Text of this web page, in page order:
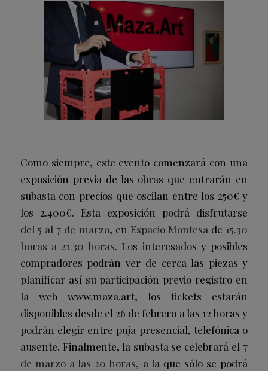
Como siempre, este evento comenzará con una
exposición previa de las obras que entrarán en
subasta con precios que oscilan entre los 250€ y
los 2.400€. Esta exposición podrá disfrutarse
del 5 al 7 de marzo, en Espacio Montesa de 15.30
horas a 21.30 horas. Los interesados y posibles
compradores podrán ver de cerca las piezas y
planificar así su participación previo registro en
la web www.maza.art, los tickets estarán
disponibles desde el 26 de febrero a las 12 horas y
podrán elegir entre puja presencial, telefónica o
ausente. Finalmente, la subasta se celebrará el 7
de marzo a las 20 horas, a la que sólo se podrá